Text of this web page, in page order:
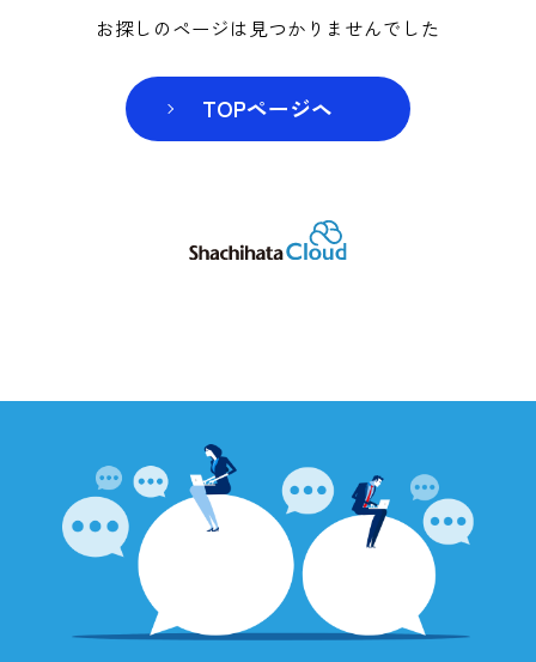
お探しのページは見つかりませんでした
TOPページヘ